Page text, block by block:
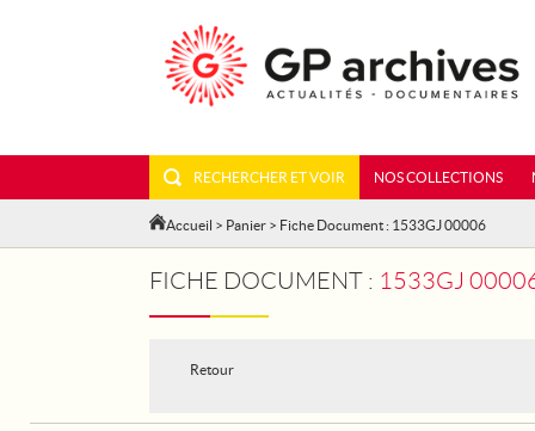
RECHERCHER ET VOIR NOS COLLECTIONS
Accueil > Panier > Fiche Document : 1533GJ 00006
FICHE DOCUMENT : 1533GJ 00006 - LE
Retour